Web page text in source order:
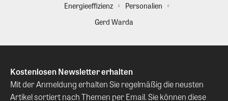
Energieeffizienz
Personalien
Gerd Warda
Kostenlosen Newsletter erhalten
Mit der Anmeldung erhalten Sie regelmäßig die neusten
Artikel sortiert nach Themen per Email. Sie können diese